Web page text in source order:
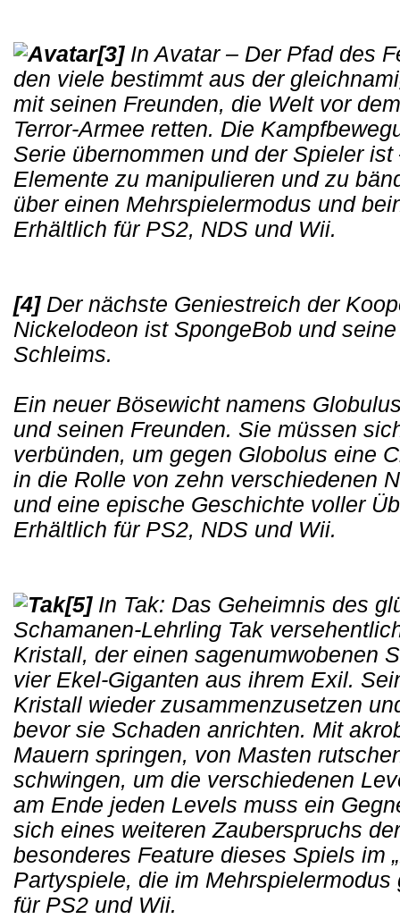
[3]In Avatar – Der Pfad des
den viele bestimmt aus der
mit seinen Freunden, die Welt vor
Terror-Armee retten. Die
Serie übernommen und der Spieler
Elemente zu manipulieren und zu
über einen Mehrspielermodus und
Erhältlich für PS2, NDS und Wii.
[4]Der nächste Geniestreich der
Nickelodeon ist SpongeBob und
Schleims.
Ein neuer Bösewicht namens
und seinen Freunden. Sie müssen
verbünden, um gegen Globolus eine
in die Rolle von zehn verschiedenen
und eine epische Geschichte voller
Erhältlich für PS2, NDS und Wii.
[5]In Tak: Das Geheimnis des
Schamanen-Lehrling Tak
Kristall, der einen sagenumwobenen
vier Ekel-Giganten aus ihrem Exil.
Kristall wieder zusammenzusetzen
bevor sie Schaden anrichten. Mit
Mauern springen, von Masten
schwingen, um die verschiedenen
am Ende jeden Levels muss ein
sich eines weiteren Zauberspruchs
besonderes Feature dieses Spiels im
Partyspiele, die im
für PS2 und Wii.